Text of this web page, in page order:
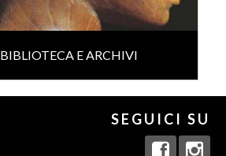
BIBLIOTECA E ARCHIVI
SEGUICI SU